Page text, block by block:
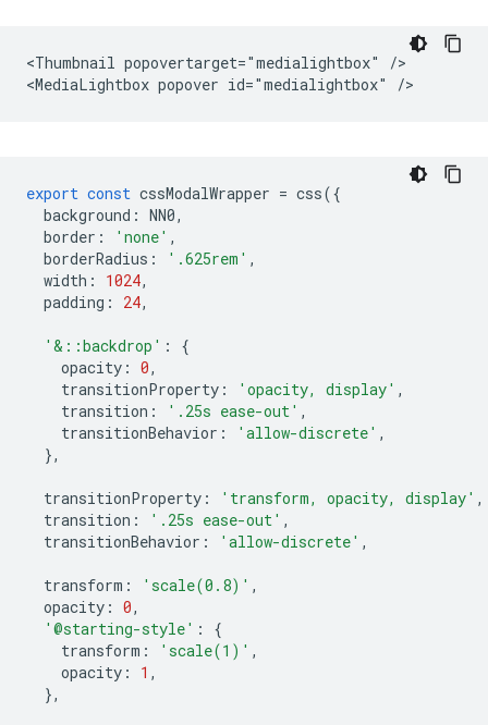
<Thumbnail popovertarget="medialightbox" />
export const cssModalWrapper = css({
background : NN0,
border : 'none' ,
borderRadius : '.625rem' ,
width : 1024,
padding : 24,
'&::backdrop' :
{
opacity : 0,
transitionProperty : 'opacity, display' ,
transition : '.25s ease-out' ,
transitionBehavior : 'allow-discrete' ,
},
transitionProperty : 'transform, opacity, display' ,
transition : '.25s ease-out' ,
transitionBehavior : 'allow-discrete' ,
transform : 'scale(0.8)' ,
opacity : 0,
'@starting-style' :
{
transform : 'scale(1)' ,
opacity : 1 ,
},